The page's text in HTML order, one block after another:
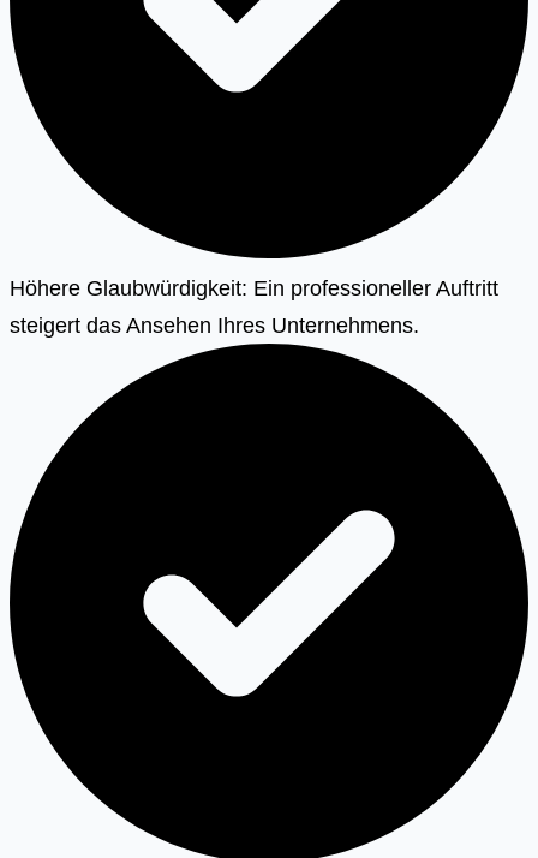
Höhere Glaubwürdigkeit: Ein professioneller Auftritt
steigert das Ansehen Ihres Unternehmens.